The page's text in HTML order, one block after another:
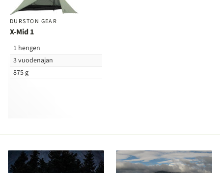
DURSTON GEAR
X-Mid 1
1 hengen
3 vuodenajan
875 g